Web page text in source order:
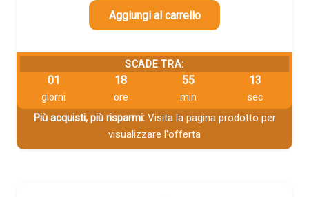
Aggiungi al carrello
SCADE TRA:
01
giorni
18
ore
55
min
12
sec
Più acquisti, più risparmi:Visita la pagina prodotto per
visualizzare l'offerta